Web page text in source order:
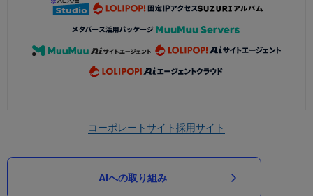
コーポレートサイト採用サイト
AIへの取り組み